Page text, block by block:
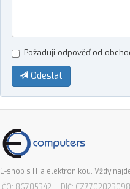
Požaduji odpověď od
Odeslat
E-shop s IT a elektronikou. Vždy